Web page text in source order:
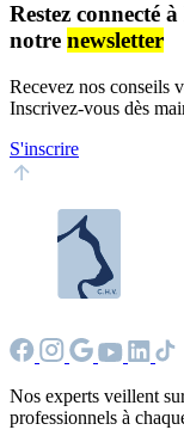
Restez connecté
notre newsletter
Recevez nos conseils
Inscrivez-vous dès
S'inscrire
Nos experts veillent
professionnels à